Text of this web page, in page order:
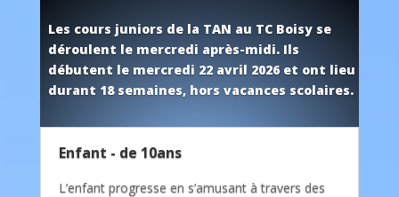
Les cours juniors de la TAN au TC Boisy se
déroulent le mercredi après-midi. Ils
débutent le mercredi 22 avril 2026 et ont lieu
durant 18 semaines, hors vacances scolaires.
Enfant - de 10ans
L’enfant progresse en s’amusant à travers des